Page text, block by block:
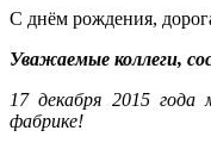
С днём рождения,
Уважаемые коллеги,
17 декабря 2015
фабрике!